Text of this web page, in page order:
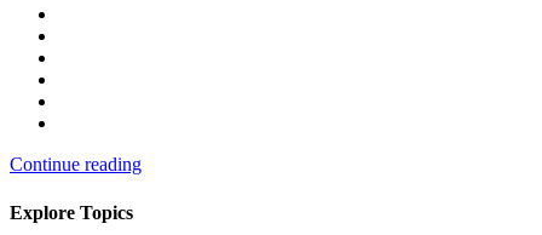
Continue reading
Explore Topics